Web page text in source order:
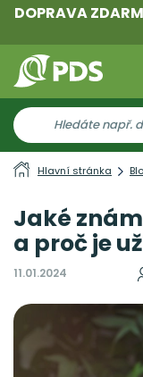
DOPRAVA
Hlavní stránka
Jaké
a proč je
11.01.2024